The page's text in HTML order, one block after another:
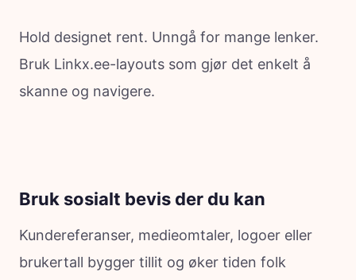
Hold designet rent. Unngå for mange lenker.
Bruk Linkx.ee-layouts som gjør det enkelt å
skanne og navigere.
Bruk sosialt bevis der du kan
Kundereferanser, medieomtaler, logoer eller
brukertall bygger tillit og øker tiden folk